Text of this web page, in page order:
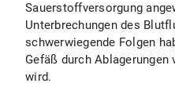
Sauerstoffversorgung
Unterbrechungen des
schwerwiegende Folgen
Gefäß durch
wird.